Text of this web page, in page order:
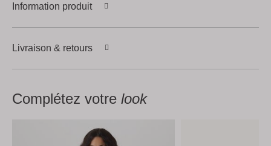
Information produit
Livraison & retours
Complétez votre look